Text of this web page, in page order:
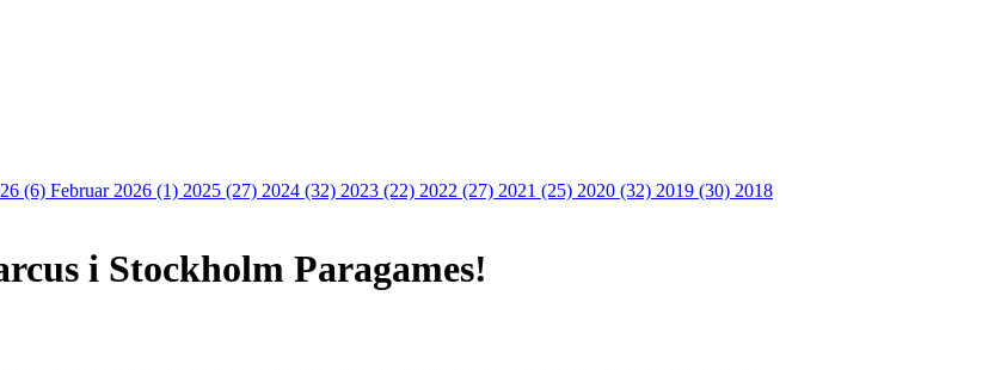
(6) Februar 2026 (1) 2025 (27) 2024 (32) 2023 (22) 2022 (27) 2021 (25) 2020 (32) 2019 (30) 2018
i Stockholm Paragames!